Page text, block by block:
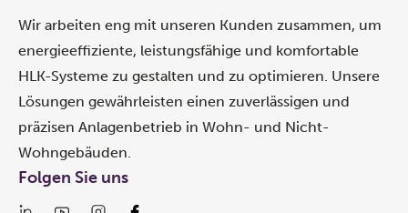
Wir arbeiten eng mit unseren Kunden zusammen, um
energieeffiziente, leistungsfähige und komfortable
HLK-Systeme zu gestalten und zu optimieren. Unsere
Lösungen gewährleisten einen zuverlässigen und
präzisen Anlagenbetrieb in Wohn- und Nicht-
Wohngebäuden.
Folgen Sie uns